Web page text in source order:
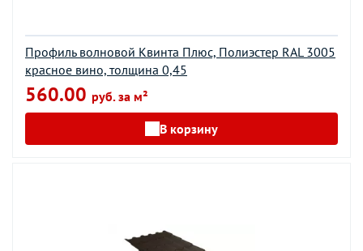
Профиль волновой Квинта Плюс, Полиэстер RAL 3005
красное вино, толщина 0,45
560.00 руб. за м²
В корзину